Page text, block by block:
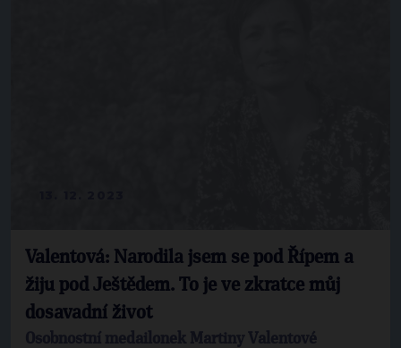
Valentová: Narodila jsem se pod Řípem a
žiju pod Ještědem. To je ve zkratce můj
dosavadní život
Osobnostní medailonek Martiny Valentové